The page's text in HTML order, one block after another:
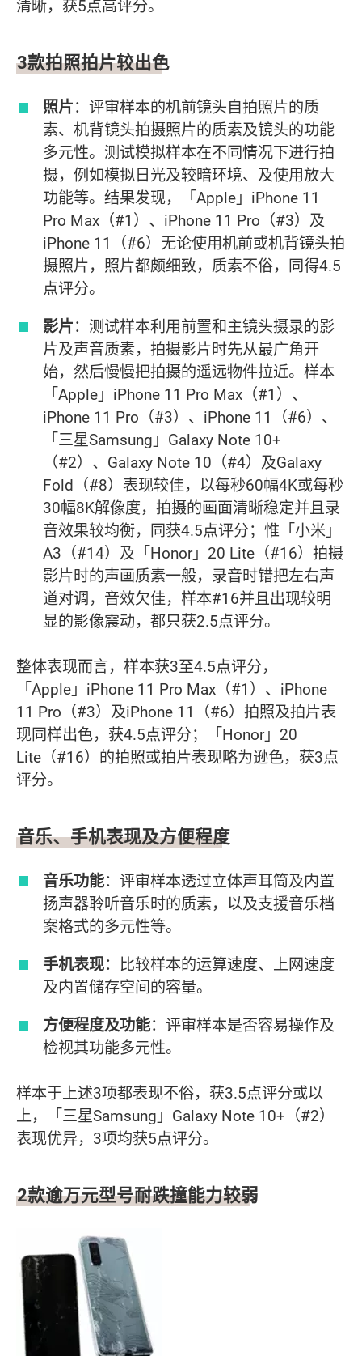
清晰，获5点高评分。
3款拍照拍片较出色
照片：评审样本的机前镜头自拍照片的质
素、机背镜头拍摄照片的质素及镜头的功能
多元性。测试模拟样本在不同情况下进行拍
摄，例如模拟日光及较暗环境、及使用放大
功能等。结果发现，「Apple」iPhone 11
Pro Max（#1）、iPhone 11 Pro（#3）及
iPhone 11（#6）无论使用机前或机背镜头拍
摄照片，照片都颇细致，质素不俗，同得4.5
点评分。
影片：测试样本利用前置和主镜头摄录的影
片及声音质素，拍摄影片时先从最广角开
始，然后慢慢把拍摄的遥远物件拉近。样本
「Apple」iPhone 11 Pro Max（#1）、
iPhone 11 Pro（#3）、iPhone 11（#6）、
「三星Samsung」Galaxy Note 10+
（#2）、Galaxy Note 10（#4）及Galaxy
Fold（#8）表现较佳，以每秒60幅4K或每秒
30幅8K解像度，拍摄的画面清晰稳定并且录
音效果较均衡，同获4.5点评分；惟「小米」
A3（#14）及「Honor」20 Lite（#16）拍摄
影片时的声画质素一般，录音时错把左右声
道对调，音效欠佳，样本#16并且出现较明
显的影像震动，都只获2.5点评分。
整体表现而言，样本获3至4.5点评分，
「Apple」iPhone 11 Pro Max（#1）、iPhone
11 Pro（#3）及iPhone 11（#6）拍照及拍片表
现同样出色，获4.5点评分；「Honor」20
Lite（#16）的拍照或拍片表现略为逊色，获3点
评分。
音乐、手机表现及方便程度
音乐功能：评审样本透过立体声耳筒及内置
扬声器聆听音乐时的质素，以及支援音乐档
案格式的多元性等。
手机表现：比较样本的运算速度、上网速度
及内置储存空间的容量。
方便程度及功能：评审样本是否容易操作及
检视其功能多元性。
样本于上述3项都表现不俗，获3.5点评分或以
上，「三星Samsung」Galaxy Note 10+（#2）
表现优异，3项均获5点评分。
2款逾万元型号耐跌撞能力较弱